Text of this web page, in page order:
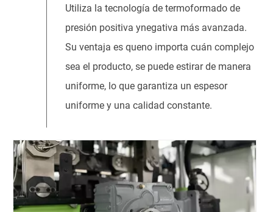
Utiliza la tecnología de termoformado de
presión positiva ynegativa más avanzada.
Su ventaja es queno importa cuán complejo
sea el producto, se puede estirar de manera
uniforme, lo que garantiza un espesor
uniforme y una calidad constante.